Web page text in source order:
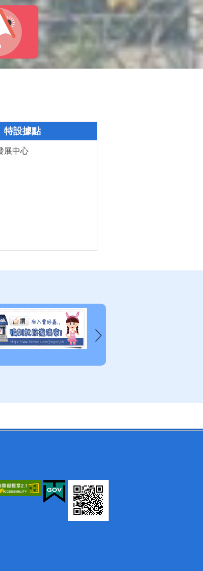
特設據點
展中心